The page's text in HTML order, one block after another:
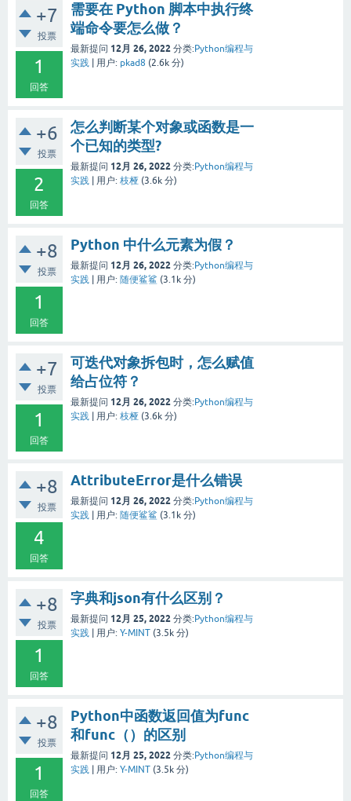
+7
投票
1
回答
需要在 Python 脚本中执行终
端命令要怎么做？
最新提问 12月 26, 2022 分类:Python编程与
实践
用户: pkad8 (2.6k 分)
+6
投票
2
回答
怎么判断某个对象或函数是一
个已知的类型?
最新提问 12月 26, 2022 分类:Python编程与
实践
用户: 枝桠 (3.6k 分)
+8
投票
1
回答
Python 中什么元素为假？
最新提问 12月 26, 2022 分类:Python编程与
实践
用户: 随便鲨鲨 (3.1k 分)
+7
投票
1
回答
可迭代对象拆包时，怎么赋值
给占位符？
最新提问 12月 26, 2022 分类:Python编程与
实践
用户: 枝桠 (3.6k 分)
+8
投票
4
回答
AttributeError是什么错误
最新提问 12月 26, 2022 分类:Python编程与
实践
用户: 随便鲨鲨 (3.1k 分)
+8
投票
1
回答
字典和json有什么区别？
最新提问 12月 25, 2022 分类:Python编程与
实践
用户: Y-MINT (3.5k 分)
+8
投票
1
回答
Python中函数返回值为func
和func（）的区别
最新提问 12月 25, 2022 分类:Python编程与
实践
用户: Y-MINT (3.5k 分)